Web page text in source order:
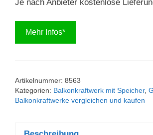
Je nach Anbieter kostenlose
Mehr Infos*
Artikelnummer: 8563
Kategorien: Balkonkraftwerk mit Speicher,
Balkonkraftwerke vergleichen und kaufen